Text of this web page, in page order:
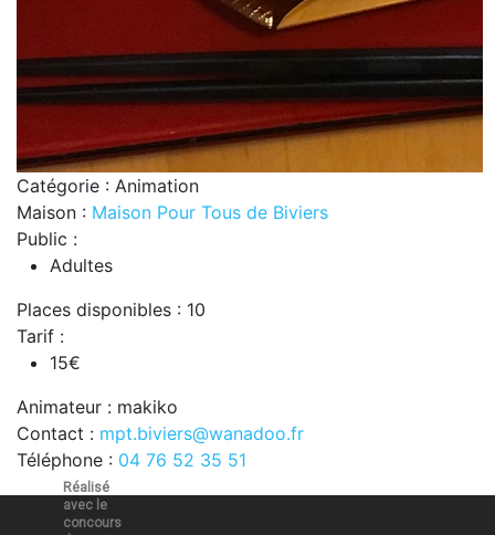
Catégorie : Animation
Maison : Maison Pour Tous de Biviers
Public :
Adultes
Places disponibles : 10
Tarif :
15€
Animateur : makiko
Contact : mpt.biviers@wanadoo.fr
Téléphone : 04 76 52 35 51
Réalisé
avec le
concours